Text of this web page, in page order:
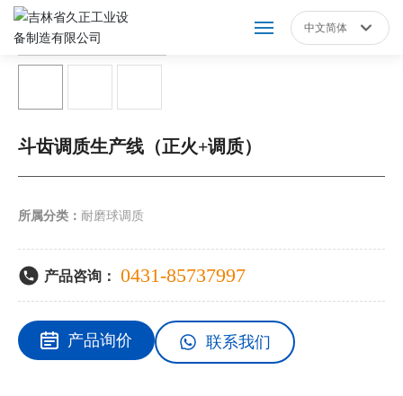
产品展示
新闻动态
营销服务
联系我们
中文简体
斗齿调质生产线（正火+调质）
所属分类： 耐磨球调质
产品咨询： 0431-85737997
产品询价 联系我们